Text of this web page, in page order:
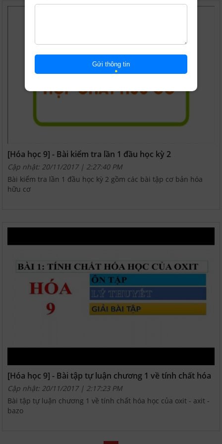
[Hóa học 9] - Bài kiểm tra lần 1 đầu học kỳ 2
Cập nhật: 20/11/2017 | 2:27:40 PM
Bài kiểm tra lần 1 đầu học kỳ 2 gồm các bài tập cơ bản hóa
hữu cơ
[Hóa học 9] - Bài tập tự luận chương 1 về tính chất hóa
học của oxit - axit - bazo
Cập nhật: 20/11/2017 | 2:17:23 PM
Bài tập tự luận chương 1 về tính chất hóa học của oxit - axit -
bazo